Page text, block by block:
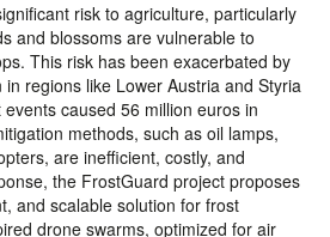
risk to agriculture, particularly
and blossoms are vulnerable to
This risk has been exacerbated by
regions like Lower Austria and Styria
caused 56 million euros in
methods, such as oil lamps,
are inefficient, costly, and
the FrostGuard project proposes
and scalable solution for frost
drone swarms, optimized for air